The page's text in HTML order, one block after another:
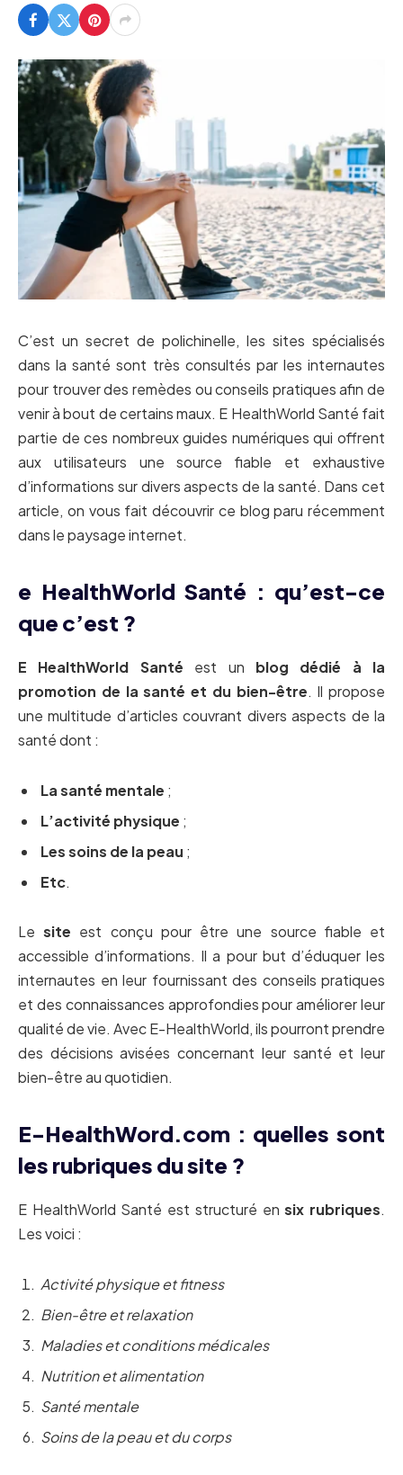
C’est un secret de polichinelle, les sites spécialisés
dans la santé sont très consultés par les internautes
pour trouver des remèdes ou conseils pratiques afin de
venir à bout de certains maux. E HealthWorld Santé fait
partie de ces nombreux guides numériques qui offrent
aux utilisateurs une source fiable et exhaustive
d’informations sur divers aspects de la santé. Dans cet
article, on vous fait découvrir ce blog paru récemment
dans le paysage internet.
e HealthWorld Santé : qu’est-ce
que c’est ?
E HealthWorld Santé est un blog dédié à la
promotion de la santé et du bien-être. Il propose
une multitude d’articles couvrant divers aspects de la
santé dont :
La santé mentale ;
L’activité physique ;
Les soins de la peau ;
Etc.
Lesite est conçu pour être une source fiable et
accessible d’informations. Il a pour but d’éduquer les
internautes en leur fournissant des conseils pratiques
et des connaissances approfondies pour améliorer leur
qualité de vie. Avec E-HealthWorld, ils pourront prendre
des décisions avisées concernant leur santé et leur
bien-être au quotidien.
E-HealthWord.com : quelles sont
les rubriques du site ?
E HealthWorld Santé est structuré ensix rubriques.
Les voici :
Activité physique et fitness
Bien-être et relaxation
Maladies et conditions médicales
Nutrition et alimentation
Santé mentale
Soins de la peau et du corps